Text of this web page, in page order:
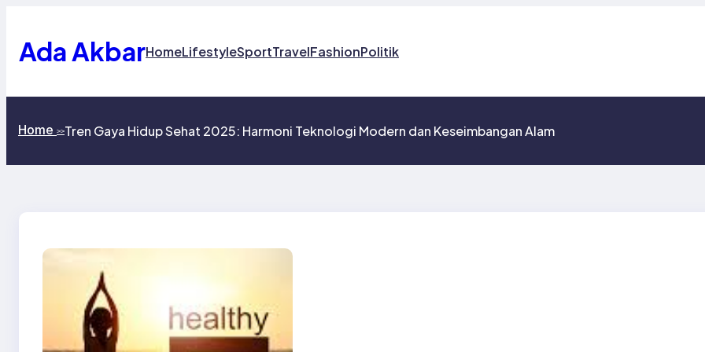
content
Ada AkbarHomeLifestyleSportTravelFashionPolitik
Home >>Tren Gaya Hidup Sehat 2025: Harmoni Teknologi Modern dan Keseimbangan Alam